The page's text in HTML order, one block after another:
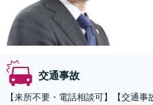
交通事故
【来所不要・電話相談可】【交通事